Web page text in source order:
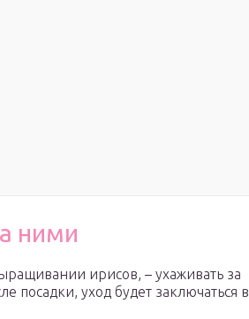
ними
ирисов, – ухаживать за
посадки, уход будет заключаться в